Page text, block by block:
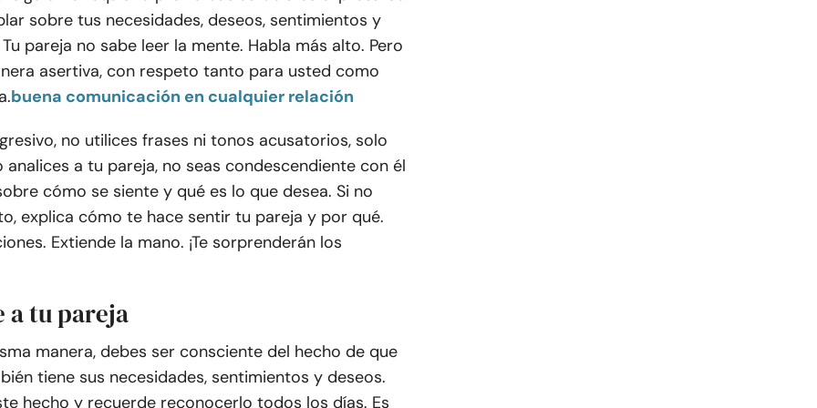
sobre tus necesidades, deseos, sentimientos y
pareja no sabe leer la mente. Habla más alto. Pero
asertiva, con respeto tanto para usted como
buena comunicación en cualquier relación
no utilices frases ni tonos acusatorios, solo
analices a tu pareja, no seas condescendiente con él
cómo se siente y qué es lo que desea. Si no
explica cómo te hace sentir tu pareja y por qué.
Extiende la mano. ¡Te sorprenderán los
a tu pareja
manera, debes ser consciente del hecho de que
tiene sus necesidades, sentimientos y deseos.
hecho y recuerde reconocerlo todos los días. Es